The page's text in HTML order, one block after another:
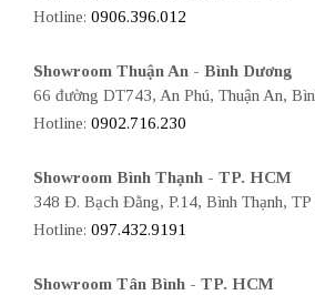
Hotline: 0906.396.012
Showroom Thuận An - Bình Dương
66 đường DT743, An Phú, Thuận An,
Hotline: 0902.716.230
Showroom Bình Thạnh - TP. HCM
348 Đ. Bạch Đằng, P.14, Bình Thạnh,
Hotline: 097.432.9191
Showroom Tân Bình - TP. HCM